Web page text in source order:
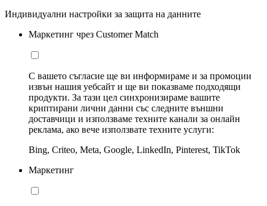
Индивидуални настройки за защита на данните
Маркетинг чрез Customer Match
С вашето съгласие ще ви информираме и за промоции
извън нашия уебсайт и ще ви показваме подходящи
продукти. За тази цел синхронизираме вашите
криптирани лични данни със следните външни
доставчици и използваме техните канали за онлайн
реклама, ако вече използвате техните услуги:
Bing, Criteo, Meta, Google, LinkedIn, Pinterest, TikTok
Маркетинг